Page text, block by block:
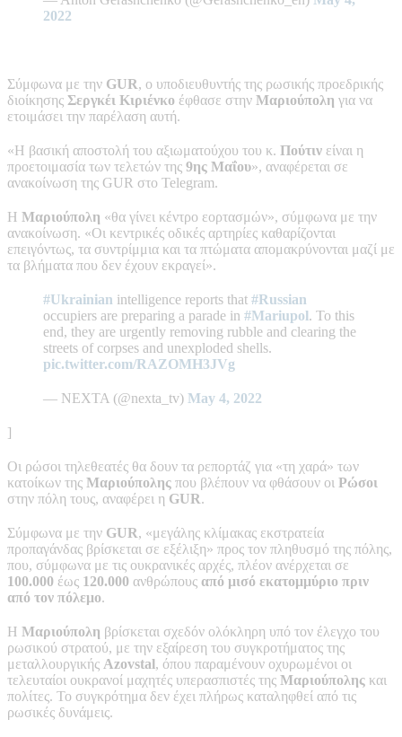
2022
Σύμφωνα με την GUR, ο υποδιευθυντής της ρωσικής προεδρικής
διοίκησης Σεργκέι Κιριένκο έφθασε στην Μαριούπολη για να
ετοιμάσει την παρέλαση αυτή.
«Η βασική αποστολή του αξιωματούχου του κ. Πούτιν είναι η
προετοιμασία των τελετών της 9ης Μαΐου», αναφέρεται σε
ανακοίνωση της GUR στο Telegram.
Η Μαριούπολη «θα γίνει κέντρο εορτασμών», σύμφωνα με την
ανακοίνωση. «Οι κεντρικές οδικές αρτηρίες καθαρίζονται
επειγόντως, τα συντρίμμια και τα πτώματα απομακρύνονται μαζί με
τα βλήματα που δεν έχουν εκραγεί».
#Ukrainian intelligence reports that #Russian
occupiers are preparing a parade in #Mariupol. To this
end, they are urgently removing rubble and clearing the
streets of corpses and unexploded shells.
pic.twitter.com/RAZOMH3JVg
— NEXTA (@nexta_tv) May 4, 2022
]
Οι ρώσοι τηλεθεατές θα δουν τα ρεπορτάζ για «τη χαρά» των
κατοίκων της Μαριούπολης που βλέπουν να φθάσουν οι Ρώσοι
στην πόλη τους, αναφέρει η GUR.
Σύμφωνα με την GUR, «μεγάλης κλίμακας εκστρατεία
προπαγάνδας βρίσκεται σε εξέλιξη» προς τον πληθυσμό της πόλης,
που, σύμφωνα με τις ουκρανικές αρχές, πλέον ανέρχεται σε
100.000 έως 120.000 ανθρώπους από μισό εκατομμύριο πριν
από τον πόλεμο.
Η Μαριούπολη βρίσκεται σχεδόν ολόκληρη υπό τον έλεγχο του
ρωσικού στρατού, με την εξαίρεση του συγκροτήματος της
μεταλλουργικής Azovstal, όπου παραμένουν οχυρωμένοι οι
τελευταίοι ουκρανοί μαχητές υπερασπιστές της Μαριούπολης και
πολίτες. Το συγκρότημα δεν έχει πλήρως καταληφθεί από τις
ρωσικές δυνάμεις.